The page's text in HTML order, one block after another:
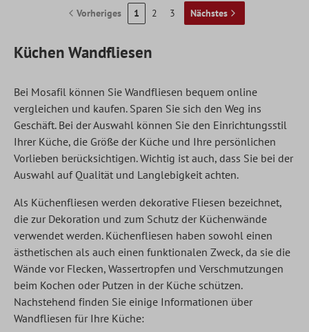
Vorheriges 1 2 3 Nächstes
Küchen Wandfliesen
Bei Mosafil können Sie Wandfliesen bequem online
vergleichen und kaufen. Sparen Sie sich den Weg ins
Geschäft. Bei der Auswahl können Sie den Einrichtungsstil
Ihrer Küche, die Größe der Küche und Ihre persönlichen
Vorlieben berücksichtigen. Wichtig ist auch, dass Sie bei der
Auswahl auf Qualität und Langlebigkeit achten.
Als Küchenfliesen werden dekorative Fliesen bezeichnet,
die zur Dekoration und zum Schutz der Küchenwände
verwendet werden. Küchenfliesen haben sowohl einen
ästhetischen als auch einen funktionalen Zweck, da sie die
Wände vor Flecken, Wassertropfen und Verschmutzungen
beim Kochen oder Putzen in der Küche schützen.
Nachstehend finden Sie einige Informationen über
Wandfliesen für Ihre Küche: